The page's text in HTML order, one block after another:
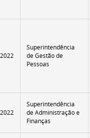
Superintendência
de Gestão de
Pessoas
Superintendência
de Administração e
Finanças